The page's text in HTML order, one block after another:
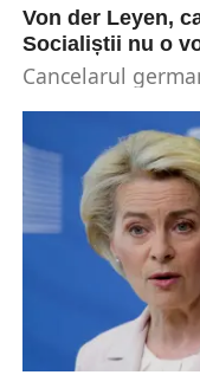
Von der Leyen,
Socialiștii nu o
Cancelarul
mandat al...